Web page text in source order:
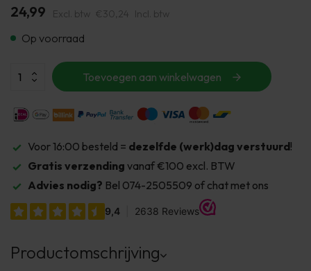
24,99 Excl. btw €30,24 Incl. btw
Op voorraad
Toevoegen aan winkelwagen
Voor 16:00 besteld = dezelfde (werk)dag verstuurd!
Gratis verzending vanaf €100 excl. BTW
Advies nodig? Bel 074-2505509 of chat met ons
Productomschrijving